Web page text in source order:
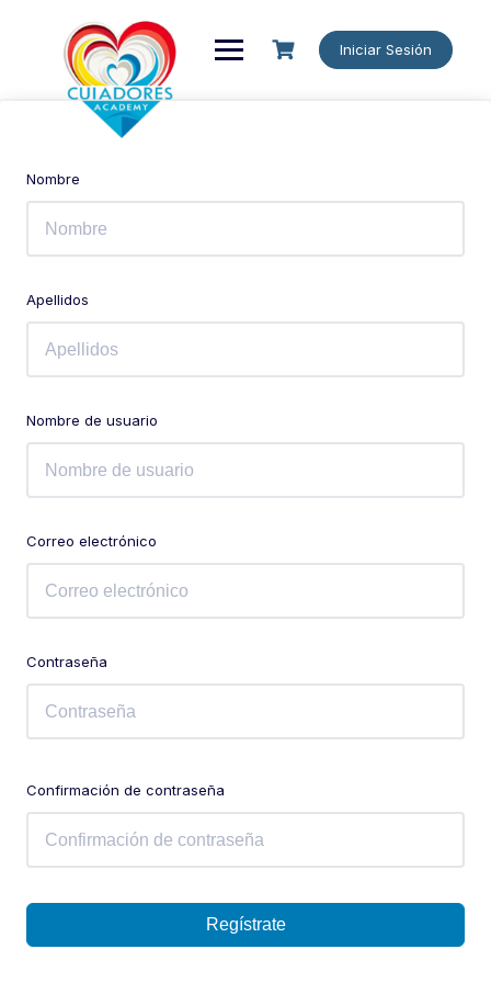
Iniciar Sesión
Nombre
Apellidos
Nombre de usuario
Correo electrónico
Contraseña
Confirmación de contraseña
Regístrate